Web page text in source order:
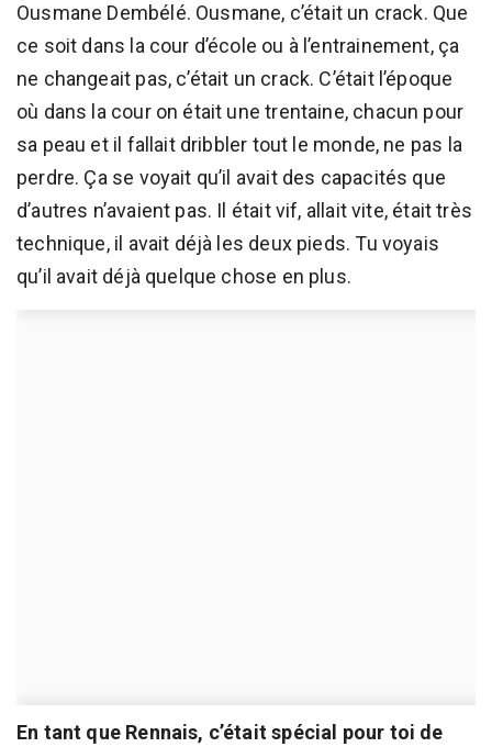
Ousmane Dembélé. Ousmane, c’était un crack. Que
ce soit dans la cour d’école ou à l’entrainement, ça
ne changeait pas, c’était un crack. C’était l’époque
où dans la cour on était une trentaine, chacun pour
sa peau et il fallait dribbler tout le monde, ne pas la
perdre. Ça se voyait qu’il avait des capacités que
d’autres n’avaient pas. Il était vif, allait vite, était très
technique, il avait déjà les deux pieds. Tu voyais
qu’il avait déjà quelque chose en plus.
En tant que Rennais, c’était spécial pour toi de